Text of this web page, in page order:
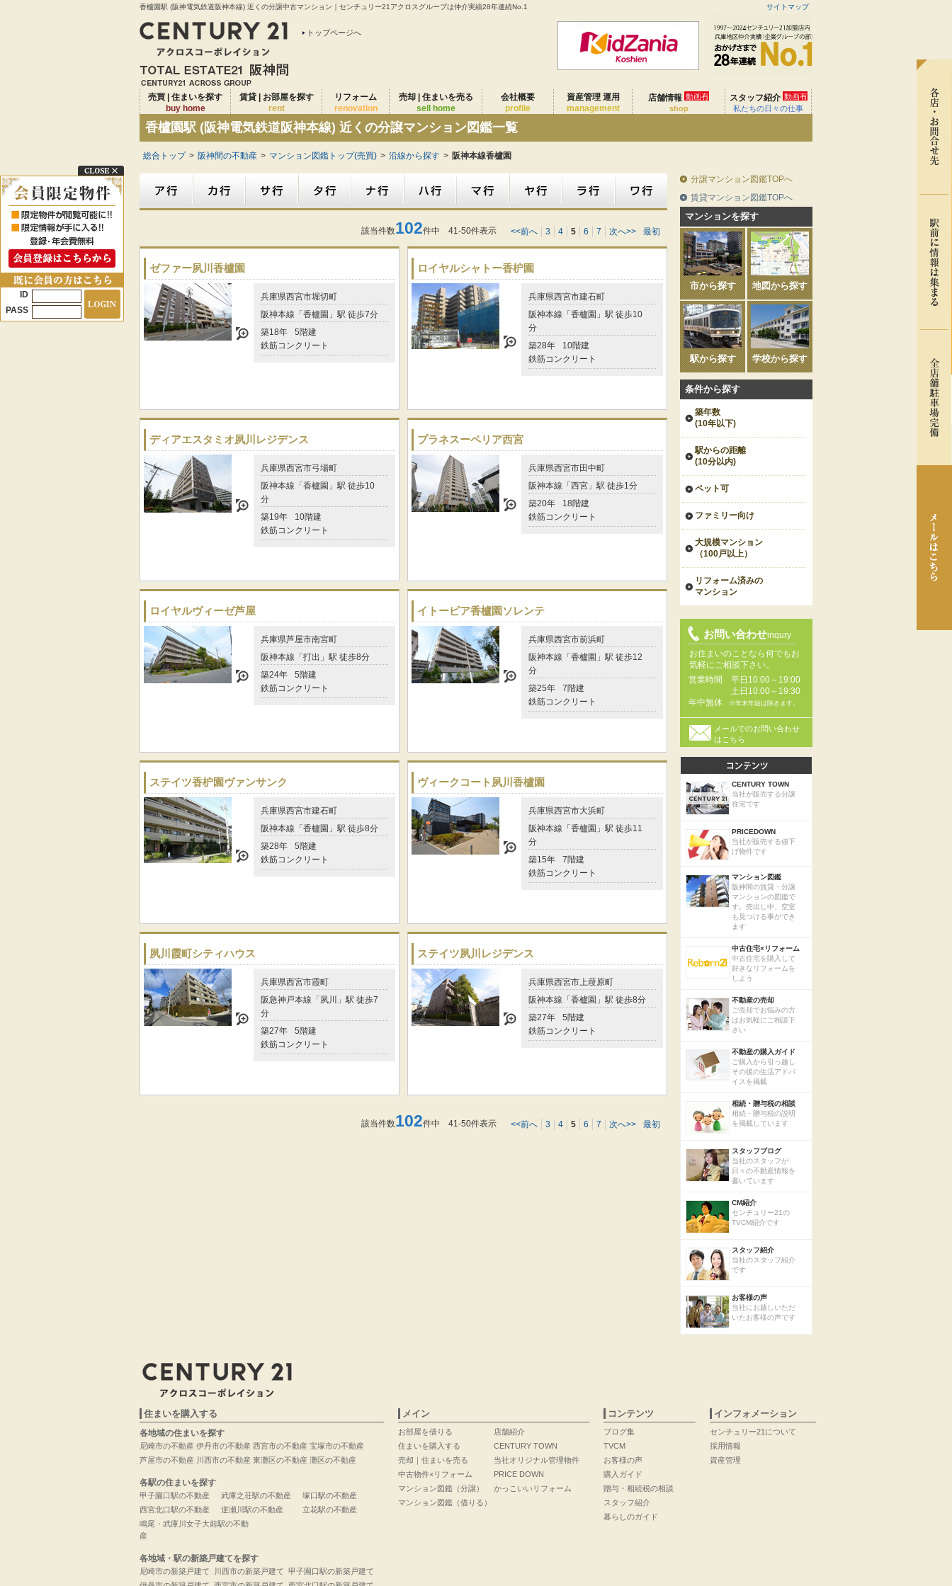
香櫨園駅 (阪神電気鉄道阪神本線) 近くの分譲中古マンション｜センチュリー21アクロスグループは仲介実績28年連続No.1 サイトマップ
トップページへ
売買 | 住まいを探す
buy home
賃貸 | お部屋を探す
rent
リフォーム
renovation
売却 | 住まいを売る
sell home
会社概要
profile
資産管理 運用
management
店舗情報 動画有
shop
スタッフ紹介 動画有
私たちの日々の仕事
香櫨園駅 (阪神電気鉄道阪神本線) 近くの分譲マンション図鑑一覧
総合トップ > 阪神間の不動産 > マンション図鑑トップ(売買) > 沿線から探す > 阪神本線香櫨園
分譲マンション図鑑TOPへ
賃貸マンション図鑑TOPへ
マンションを探す
市から探す 地図から探す
駅から探す 学校から探す
条件から探す
築年数
(10年以下)
駅からの距離
(10分以内)
ペット可
ファミリー向け
大規模マンション
（100戸以上）
リフォーム済みの
マンション
お問い合わせinqury
お住まいのことなら何でもお
気軽にご相談下さい。
営業時間
平日10:00～19:00
土日10:00～19:30
年中無休
※年末年始は除きます。
メールでのお問い合わせ
はこちら
CENTURY TOWN
当社が販売する分譲
住宅です
PRICEDOWN
当社が販売する値下
げ物件です
マンション図鑑
阪神間の賃貸・分譲
マンションの図鑑で
す。売出し中、空室
も見つける事ができ
ます
中古住宅×リフォーム
中古住宅を購入して
好きなリフォームを
しよう
不動産の売却
ご売却でお悩みの方
はお気軽にご相談下
さい
不動産の購入ガイド
ご購入から引っ越し
その後の生活アドバ
イスを掲載
相続・贈与税の相談
相続・贈与税の説明
を掲載しています
スタッフブログ
当社のスタッフが
日々の不動産情報を
書いています
CM紹介
センチュリー21の
TVCM紹介です
スタッフ紹介
当社のスタッフ紹介
です
お客様の声
当社にお越しいただ
いたお客様の声です
<<前へ 3 4 5 6 7 次へ>> 最初
該当件数102件中 41-50件表示
ゼファー夙川香櫨園
兵庫県西宮市堀切町
阪神本線「香櫨園」駅 徒歩7分
築18年
5階建
鉄筋コンクリート
ロイヤルシャトー香枦園
兵庫県西宮市建石町
阪神本線「香櫨園」駅 徒歩10
分
築28年
10階建
鉄筋コンクリート
ディアエスタミオ夙川レジデンス
兵庫県西宮市弓場町
阪神本線「香櫨園」駅 徒歩10
分
築19年
10階建
鉄筋コンクリート
プラネスーペリア西宮
兵庫県西宮市田中町
阪神本線「西宮」駅 徒歩1分
築20年
18階建
鉄筋コンクリート
ロイヤルヴィーゼ芦屋
兵庫県芦屋市南宮町
阪神本線「打出」駅 徒歩8分
築24年
5階建
鉄筋コンクリート
イトーピア香櫨園ソレンテ
兵庫県西宮市前浜町
阪神本線「香櫨園」駅 徒歩12
分
築25年
7階建
鉄筋コンクリート
ステイツ香枦園ヴァンサンク
兵庫県西宮市建石町
阪神本線「香櫨園」駅 徒歩8分
築28年
5階建
鉄筋コンクリート
ヴィークコート夙川香櫨園
兵庫県西宮市大浜町
阪神本線「香櫨園」駅 徒歩11
分
築15年
7階建
鉄筋コンクリート
夙川霞町シティハウス
兵庫県西宮市霞町
阪急神戸本線「夙川」駅 徒歩7
分
築27年
5階建
鉄筋コンクリート
ステイツ夙川レジデンス
兵庫県西宮市上葭原町
阪神本線「香櫨園」駅 徒歩8分
築27年
5階建
鉄筋コンクリート
<<前へ 3 4 5 6 7 次へ>> 最初
該当件数102件中 41-50件表示
住まいを購入する
各地域の住まいを探す
尼崎市の不動産
芦屋市の不動産
伊丹市の不動産
川西市の不動産
西宮市の不動産
東灘区の不動産
宝塚市の不動産
灘区の不動産
各駅の住まいを探す
甲子園口駅の不動産
西宮北口駅の不動産
武庫之荘駅の不動産
逆瀬川駅の不動産
塚口駅の不動産
立花駅の不動産
鳴尾・武庫川女子大前駅の不動
産
各地域・駅の新築戸建てを探す
尼崎市の新築戸建て
川西市の新築戸建て 甲子園口駅の新築戸建て
メイン
お部屋を借りる
住まいを購入する
売却｜住まいを売る
中古物件×リフォーム
マンション図鑑（分譲）
マンション図鑑（借りる）
店舗紹介
CENTURY TOWN
当社オリジナル管理物件
PRICE DOWN
かっこいいリフォーム
コンテンツ
ブログ集
TVCM
お客様の声
購入ガイド
贈与・相続税の相談
スタッフ紹介
暮らしのガイド
インフォメーション
センチュリー21について
採用情報
資産管理
ID
PASS